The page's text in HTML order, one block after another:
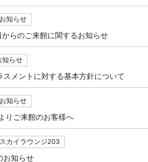
US
宿泊プラン一覧
レストラン予約
お知らせ
からのご来館に関するお知らせ
知らせ
スメントに対する基本方針について
お知らせ
りご来館のお客様へ
スカイラウンジ203
お知らせ